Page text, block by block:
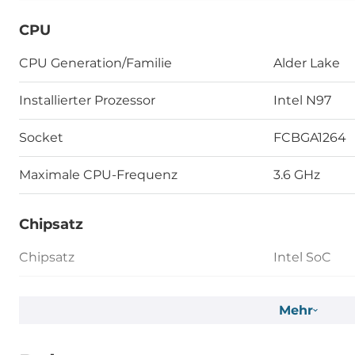
CPU
CPU Generation/Familie Alder Lake
Installierter Prozessor Intel N97
Socket FCBGA1264
Maximale CPU-Frequenz 3.6 GHz
Chipsatz
Chipsatz Intel SoC
Mehr